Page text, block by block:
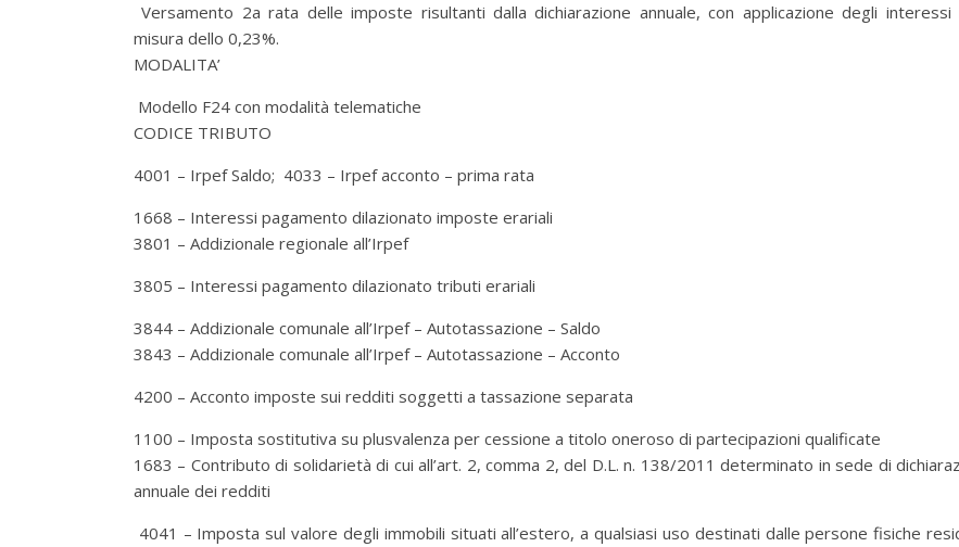
Versamento 2a rata delle imposte risultanti dalla dichiarazione annuale, con applicazione degli interessi
misura dello 0,23%.
MODALITA’
Modello F24 con modalità telematiche
CODICE TRIBUTO
4001 – Irpef Saldo; 4033 – Irpef acconto – prima rata
1668 – Interessi pagamento dilazionato imposte erariali
3801 – Addizionale regionale all’Irpef
3805 – Interessi pagamento dilazionato tributi erariali
3844 – Addizionale comunale all’Irpef – Autotassazione – Saldo
3843 – Addizionale comunale all’Irpef – Autotassazione – Acconto
4200 – Acconto imposte sui redditi soggetti a tassazione separata
1100 – Imposta sostitutiva su plusvalenza per cessione a titolo oneroso di partecipazioni qualificate
1683 – Contributo di solidarietà di cui all’art. 2, comma 2, del D.L. n. 138/2011 determinato in sede di
annuale dei redditi
4041 – Imposta sul valore degli immobili situati all’estero, a qualsiasi uso destinati dalle persone fisiche